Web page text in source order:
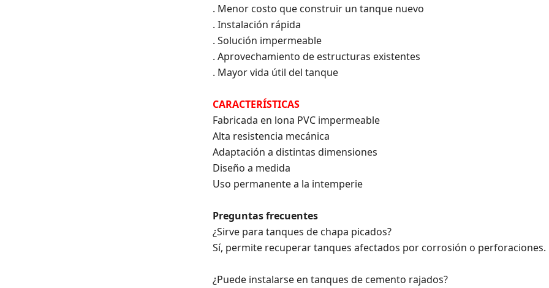
. Menor costo que construir un tanque nuevo
. Instalación rápida
. Solución impermeable
. Aprovechamiento de estructuras existentes
. Mayor vida útil del tanque
CARACTERÍSTICAS
Fabricada en lona PVC impermeable
Alta resistencia mecánica
Adaptación a distintas dimensiones
Diseño a medida
Uso permanente a la intemperie
Preguntas frecuentes
¿Sirve para tanques de chapa picados?
Sí, permite recuperar tanques afectados por corrosión o perforaciones.
¿Puede instalarse en tanques de cemento rajados?